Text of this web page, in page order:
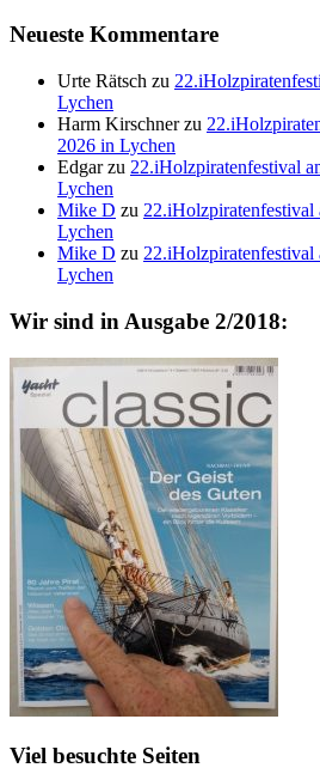
Neueste Kommentare
Urte Rätsch zu
Lychen
Harm Kirschnerzu
2026 in Lychen
Edgarzu 22.iHolzpiratenfestival
Lychen
Mike D zu
Lychen
Mike D zu
Lychen
Wir sind in Ausgabe 2/2018:
Viel besuchte Seiten